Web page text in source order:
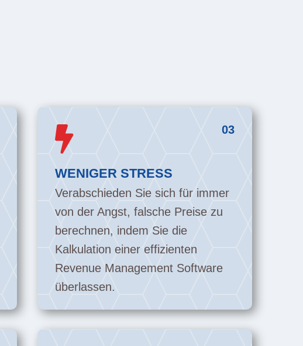
03

WENIGER STRESS
Verabschieden Sie sich für immer
von der Angst, falsche Preise zu
berechnen, indem Sie die
Kalkulation einer effizienten
Revenue Management Software
überlassen.